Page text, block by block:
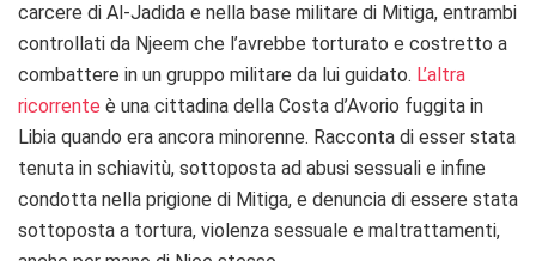
carcere di Al-Jadida e nella base militare di Mitiga, entrambi
controllati da Njeem che l’avrebbe torturato e costretto a
combattere in un gruppo militare da lui guidato. L’altra
ricorrente è una cittadina della Costa d’Avorio fuggita in
Libia quando era ancora minorenne. Racconta di esser stata
tenuta in schiavitù, sottoposta ad abusi sessuali e infine
condotta nella prigione di Mitiga, e denuncia di essere stata
sottoposta a tortura, violenza sessuale e maltrattamenti,